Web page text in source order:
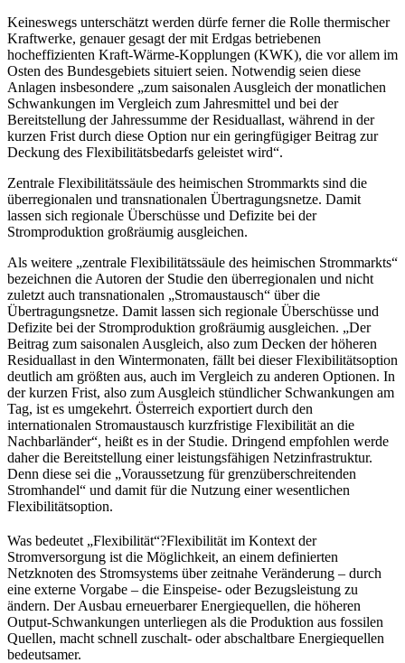
Keineswegs unterschätzt werden dürfe ferner die Rolle thermischer
Kraftwerke, genauer gesagt der mit Erdgas betriebenen
hocheffizienten Kraft-Wärme-Kopplungen (KWK), die vor allem im
Osten des Bundesgebiets situiert seien. Notwendig seien diese
Anlagen insbesondere „zum saisonalen Ausgleich der monatlichen
Schwankungen im Vergleich zum Jahresmittel und bei der
Bereitstellung der Jahressumme der Residuallast, während in der
kurzen Frist durch diese Option nur ein geringfügiger Beitrag zur
Deckung des Flexibilitätsbedarfs geleistet wird“.
Zentrale Flexibilitätssäule des heimischen Strommarkts sind die
überregionalen und transnationalen Übertragungsnetze. Damit
lassen sich regionale Überschüsse und Defizite bei der
Stromproduktion großräumig ausgleichen.
Als weitere „zentrale Flexibilitätssäule des heimischen Strommarkts“
bezeichnen die Autoren der Studie den überregionalen und nicht
zuletzt auch transnationalen „Stromaustausch“ über die
Übertragungsnetze. Damit lassen sich regionale Überschüsse und
Defizite bei der Stromproduktion großräumig ausgleichen. „Der
Beitrag zum saisonalen Ausgleich, also zum Decken der höheren
Residuallast in den Wintermonaten, fällt bei dieser Flexibilitätsoption
deutlich am größten aus, auch im Vergleich zu anderen Optionen. In
der kurzen Frist, also zum Ausgleich stündlicher Schwankungen am
Tag, ist es umgekehrt. Österreich exportiert durch den
internationalen Stromaustausch kurzfristige Flexibilität an die
Nachbarländer“, heißt es in der Studie. Dringend empfohlen werde
daher die Bereitstellung einer leistungsfähigen Netzinfrastruktur.
Denn diese sei die „Voraussetzung für grenzüberschreitenden
Stromhandel“ und damit für die Nutzung einer wesentlichen
Flexibilitätsoption.
Was bedeutet „Flexibilität“?Flexibilität im Kontext der
Stromversorgung ist die Möglichkeit, an einem definierten
Netzknoten des Stromsystems über zeitnahe Veränderung – durch
eine externe Vorgabe – die Einspeise- oder Bezugsleistung zu
ändern. Der Ausbau erneuerbarer Energiequellen, die höheren
Output-Schwankungen unterliegen als die Produktion aus fossilen
Quellen, macht schnell zuschalt- oder abschaltbare Energiequellen
bedeutsamer.